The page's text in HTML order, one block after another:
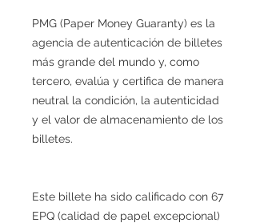
PMG (Paper Money Guaranty) es la
agencia de autenticación de billetes
más grande del mundo y, como
tercero, evalúa y certifica de manera
neutral la condición, la autenticidad
y el valor de almacenamiento de los
billetes.
Este billete ha sido calificado con 67
EPQ (calidad de papel excepcional)